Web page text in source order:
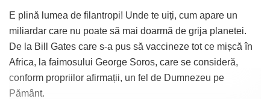
E plină lumea de filantropi! Unde te uiți, cum apare un
miliardar care nu poate să mai doarmă de grija planetei.
De la Bill Gates care s-a pus să vaccineze tot ce mișcă în
Africa, la faimosului George Soros, care se consideră,
conform propriilor afirmații, un fel de Dumnezeu pe
Pământ.